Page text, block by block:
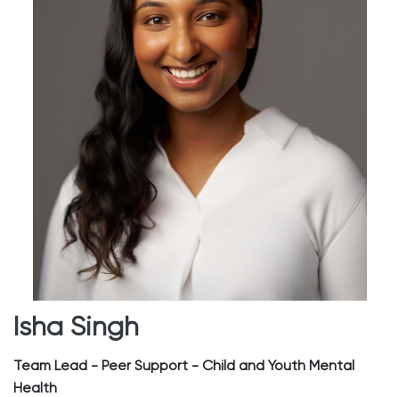
Isha Singh
Team Lead - Peer Support - Child and Youth Mental
Health